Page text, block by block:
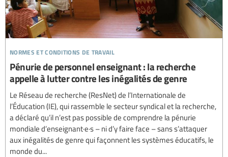
normes et conditions de travail
Pénurie de personnel enseignant : la recherche
appelle à lutter contre les inégalités de genre
Le Réseau de recherche (ResNet) de l’Internationale de
l’Éducation (IE), qui rassemble le secteur syndical et la recherche,
a déclaré qu’il n’est pas possible de comprendre la pénurie
mondiale d’enseignant·e·s – ni d’y faire face – sans s’attaquer
aux inégalités de genre qui façonnent les systèmes éducatifs, le
monde du...